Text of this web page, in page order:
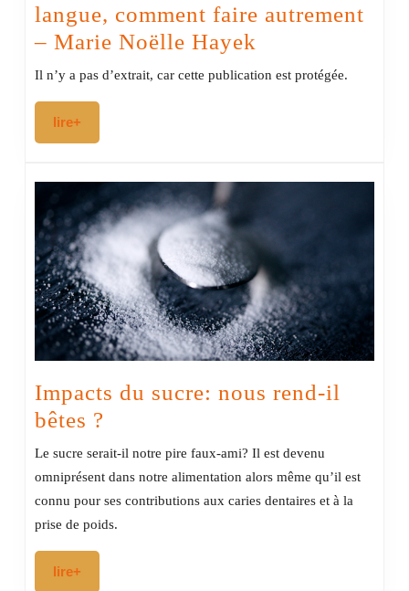
langue, comment faire autrement
– Marie Noëlle Hayek
Rééducation
comment
faire
autrement
–
Marie
Noëlle
Hayek
Il n’y a pas d’extrait, car cette publication est protégée.
lire+
Impacts du sucre: nous rend-il
bêtes ?
du
sucre:
nous
rend-
Le sucre serait-il notre pire faux-ami? Il est devenu
omniprésent dans notre alimentation alors même qu’il est
connu pour ses contributions aux caries dentaires et à la
prise de poids.
lire+